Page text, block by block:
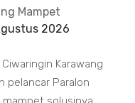
Mampet
2026
Karawang
pelancar Paralon